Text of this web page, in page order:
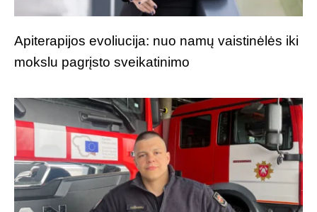
Apiterapijos evoliucija: nuo namų vaistinėlės iki
mokslu pagrįsto sveikatinimo